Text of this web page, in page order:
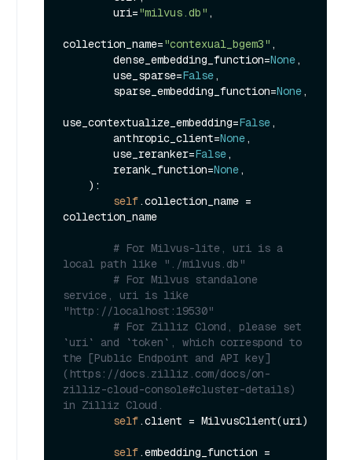
        uri=
"milvus.db" ,
collection_name="contexual_bgem3" ,
        dense_embedding_function=
None,
        use_sparse=
False,
        sparse_embedding_function=
None,
use_contextualize_embedding=False,
        anthropic_client=
None,
        use_reranker=
False,
        rerank_function=
None,
):
self.collection_name =
collection_name
# For Milvus-lite, uri is a
local path like "./milvus.db"
# For Milvus standalone
service, uri is like
"http://localhost:19530"
# For Zilliz Clond, please set
`uri` and `token`, which correspond to
the [Public Endpoint and API key]
(https://docs.zilliz.com/docs/on-
zilliz-cloud-console#cluster-details)
in Zilliz Cloud.
self.client = MilvusClient(uri)
self.embedding_function =